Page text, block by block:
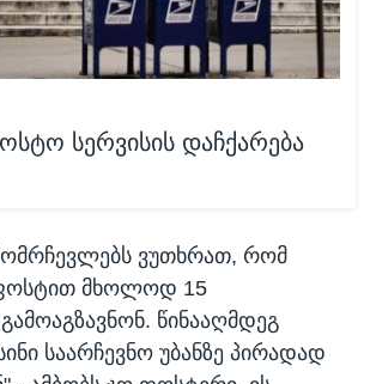
სერვისის დაჩქარება
ვუთხრათ, რომ
მხოლოდ 15
წინააღმდეგ
საარჩევნო უბანზე პირადად